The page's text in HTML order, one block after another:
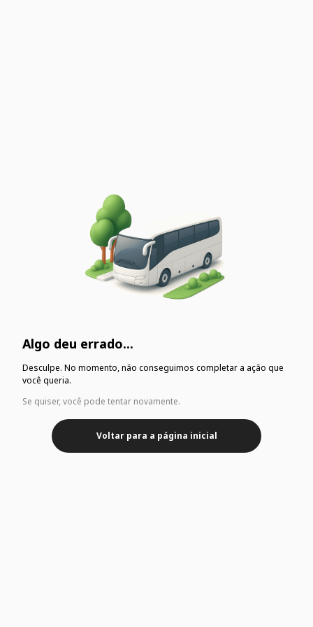
Algo deu errado...
Desculpe. No momento, não conseguimos completar a ação que
você queria.
Se quiser, você pode tentar novamente.
Voltar para a página inicial